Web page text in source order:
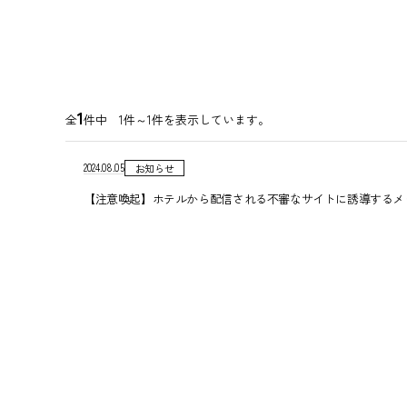
全1件中 1件～1件を表示しています。
2024.08.05 お知らせ
【注意喚起】ホテルから配信される不審なサイトに誘導する